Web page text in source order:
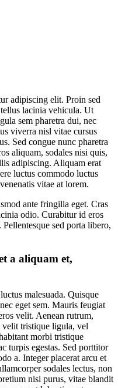
adipiscing elit. Proin sed
lacinia vehicula. Ut
sem pharetra dui, nec
viverra nisl vitae cursus
Sed congue nunc pharetra
aliquam, sodales nisi quis,
adipiscing. Aliquam erat
luctus commodo luctus
vitae at lorem.
ante fringilla eget. Cras
odio. Curabitur id eros
sed porta libero,
a aliquam et,
malesuada. Quisque
eget sem. Mauris feugiat
velit. Aenean rutrum,
velit tristique ligula, vel
morbi tristique
turpis egestas. Sed porttitor
a. Integer placerat arcu et
sodales lectus, non
nisi purus, vitae blandit